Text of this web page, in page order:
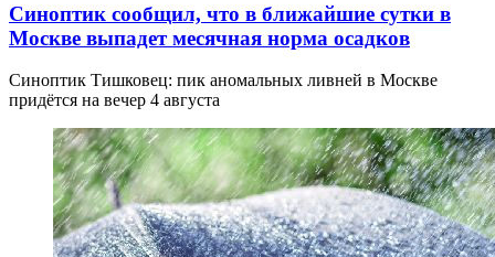
Синоптик сообщил, что в ближайшие сутки в
Москве выпадет месячная норма осадков
Синоптик Тишковец: пик аномальных ливней в Москве
придётся на вечер 4 августа